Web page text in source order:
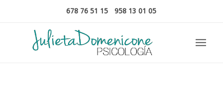
678 76 51 15 -958 13 01 05